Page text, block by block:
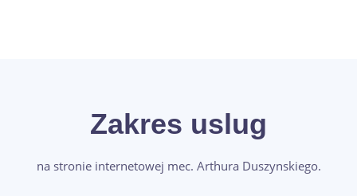
Zakres uslug
na stronie internetowej mec. Arthura Duszynskiego.